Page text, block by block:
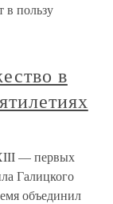
в пользу
в
— первых
Галицкого
объединил